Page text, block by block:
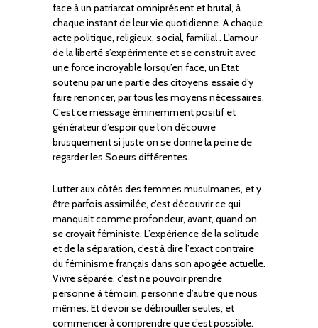
face à un patriarcat omniprésent et brutal, à
chaque instant de leur vie quotidienne. A chaque
acte politique, religieux, social, familial . L’amour
de la liberté s’expérimente et se construit avec
une force incroyable lorsqu’en face, un Etat
soutenu par une partie des citoyens essaie d’y
faire renoncer, par tous les moyens nécessaires.
C’est ce message éminemment positif et
générateur d’espoir que l’on découvre
brusquement si juste on se donne la peine de
regarder les Soeurs différentes.
Lutter aux côtés des femmes musulmanes, et y
être parfois assimilée, c’est découvrir ce qui
manquait comme profondeur, avant, quand on
se croyait féministe. L’expérience de la solitude
et de la séparation, c’est à dire l’exact contraire
du féminisme français dans son apogée actuelle.
Vivre séparée, c’est ne pouvoir prendre
personne à témoin, personne d’autre que nous
mêmes. Et devoir se débrouiller seules, et
commencer à comprendre que c’est possible.